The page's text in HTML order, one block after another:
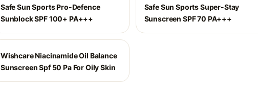
Safe Sun Sports Pro-Defence
Sunblock SPF 100+ PA+++
Safe Sun Sports Super-Stay
Sunscreen SPF 70 PA+++
Wishcare Niacinamide Oil Balance
Sunscreen Spf 50 Pa For Oily Skin